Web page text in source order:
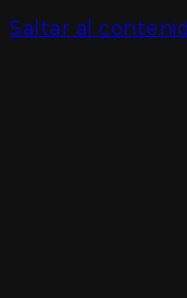
Saltar al